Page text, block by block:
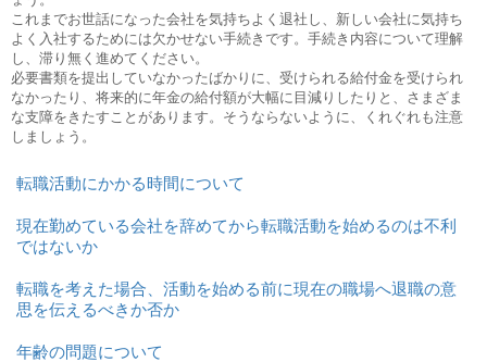
これまでお世話になった会社を気持ちよく退社し、新しい会社に気持ち
よく入社するためには欠かせない手続きです。手続き内容について理解
し、滞り無く進めてください。
必要書類を提出していなかったばかりに、受けられる給付金を受けられ
なかったり、将来的に年金の給付額が大幅に目減りしたりと、さまざま
な支障をきたすことがあります。そうならないように、くれぐれも注意
しましょう。
転職活動にかかる時間について
現在勤めている会社を辞めてから転職活動を始めるのは不利
ではないか
転職を考えた場合、活動を始める前に現在の職場へ退職の意
思を伝えるべきか否か
年齢の問題について